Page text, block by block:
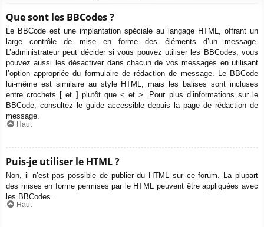
Que sont les BBCodes ?
Le BBCode est une implantation spéciale au langage HTML, offrant un
large contrôle de mise en forme des éléments d’un message.
L’administrateur peut décider si vous pouvez utiliser les BBCodes, vous
pouvez aussi les désactiver dans chacun de vos messages en utilisant
l’option appropriée du formulaire de rédaction de message. Le BBCode
lui-même est similaire au style HTML, mais les balises sont incluses
entre crochets [ et ] plutôt que < et >. Pour plus d’informations sur le
BBCode, consultez le guide accessible depuis la page de rédaction de
message.
Haut
Puis-je utiliser le HTML ?
Non, il n’est pas possible de publier du HTML sur ce forum. La plupart
des mises en forme permises par le HTML peuvent être appliquées avec
les BBCodes.
Haut